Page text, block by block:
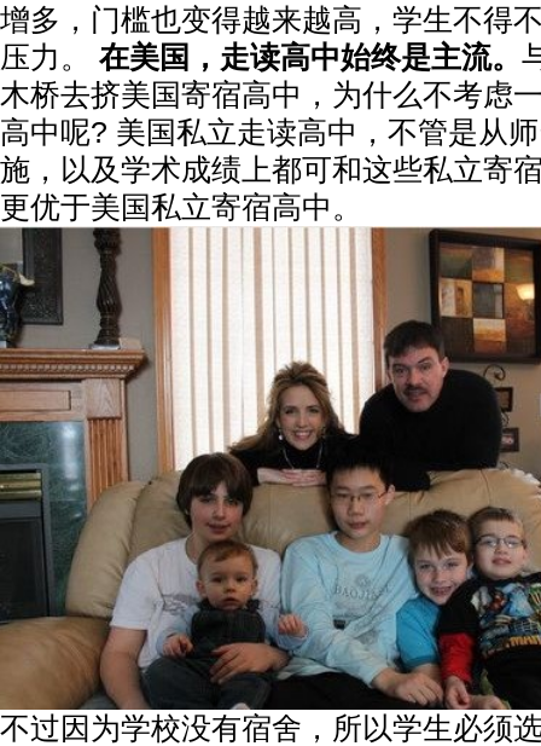
增多，门槛也变得越来越高，学生不得
压力。 在美国，走读高中始终是主流。
木桥去挤美国寄宿高中，为什么不考虑
高中呢? 美国私立走读高中，不管是从
施，以及学术成绩上都可和这些私立寄
更优于美国私立寄宿高中。
不过因为学校没有宿舍，所以学生必须